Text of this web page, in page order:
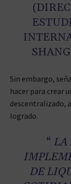
Sin embargo,
hacer para crear
descentralizado,
logrado.
“ LA
DE